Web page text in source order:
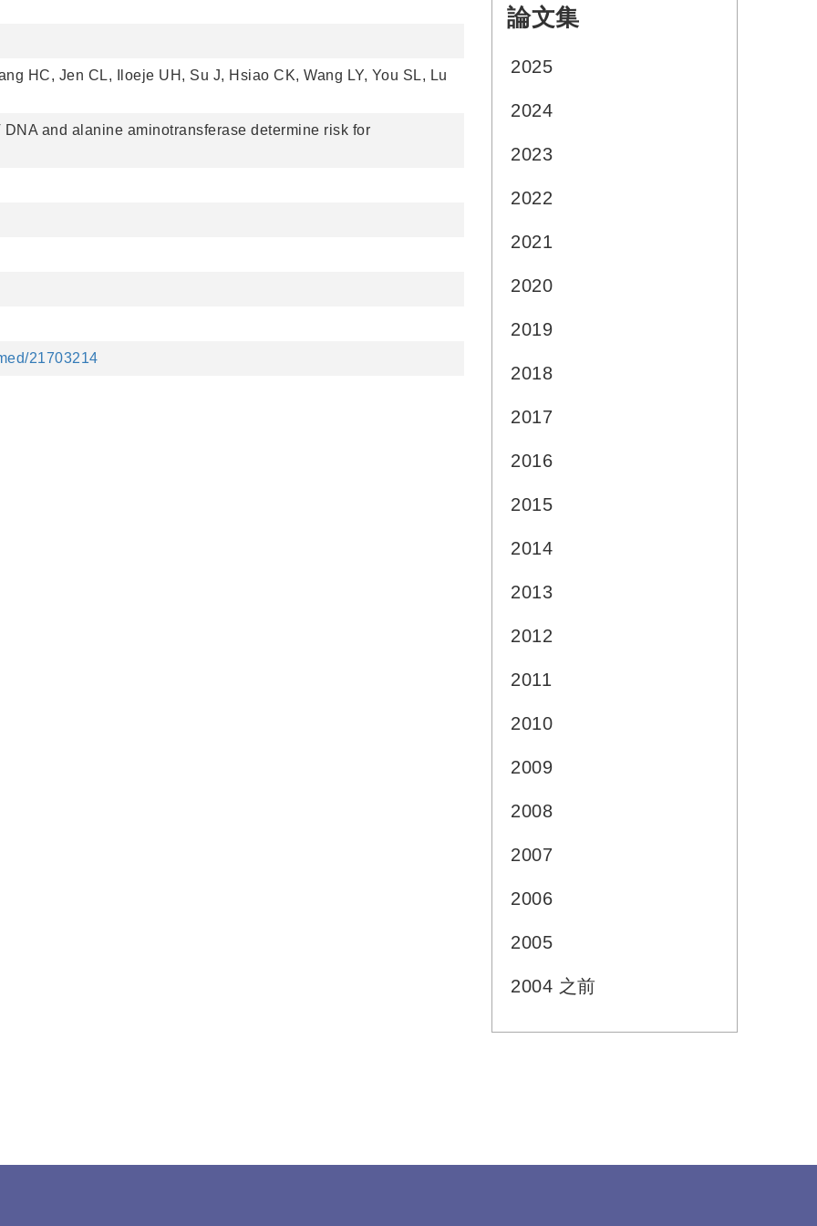
HC, Jen CL, Iloeje UH, Su J, Hsiao CK, Wang LY, You SL, Lu
and alanine aminotransferase determine risk for
21703214
論文集
2025
2024
2023
2022
2021
2020
2019
2018
2017
2016
2015
2014
2013
2012
2011
2010
2009
2008
2007
2006
2005
2004 之前